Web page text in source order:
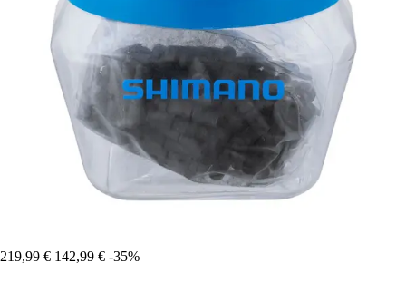
219,99 € 142,99 € -35%